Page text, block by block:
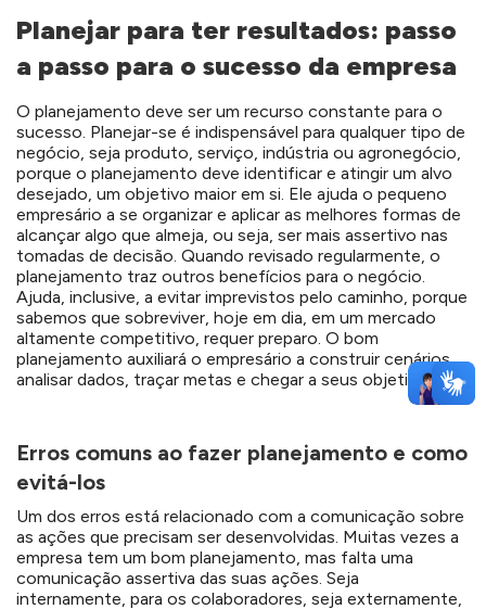
Planejar para ter resultados: passo
a passo para o sucesso da empresa
O planejamento deve ser um recurso constante para o
sucesso. Planejar-se é indispensável para qualquer tipo de
negócio, seja produto, serviço, indústria ou agronegócio,
porque o planejamento deve identificar e atingir um alvo
desejado, um objetivo maior em si. Ele ajuda o pequeno
empresário a se organizar e aplicar as melhores formas de
alcançar algo que almeja, ou seja, ser mais assertivo nas
tomadas de decisão. Quando revisado regularmente, o
planejamento traz outros benefícios para o negócio.
Ajuda, inclusive, a evitar imprevistos pelo caminho, porque
sabemos que sobreviver, hoje em dia, em um mercado
altamente competitivo, requer preparo. O bom
planejamento auxiliará o empresário a construir cenários,
analisar dados, traçar metas e chegar a seus objetivos.
Erros comuns ao fazer planejamento e como
evitá-los
Um dos erros está relacionado com a comunicação sobre
as ações que precisam ser desenvolvidas. Muitas vezes a
empresa tem um bom planejamento, mas falta uma
comunicação assertiva das suas ações. Seja
internamente, para os colaboradores, seja externamente,